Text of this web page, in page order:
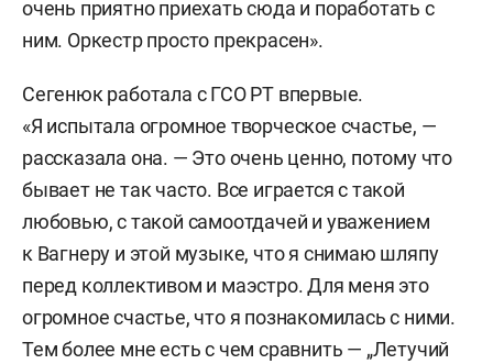
очень приятно приехать сюда и поработать с
ним. Оркестр просто прекрасен».
Сегенюк работала с ГСО РТ впервые.
«Я испытала огромное творческое счастье, —
рассказала она. — Это очень ценно, потому что
бывает не так часто. Все играется с такой
любовью, с такой самоотдачей и уважением
к Вагнеру и этой музыке, что я снимаю шляпу
перед коллективом и маэстро. Для меня это
огромное счастье, что я познакомилась с ними.
Тем более мне есть с чем сравнить — „Летучий